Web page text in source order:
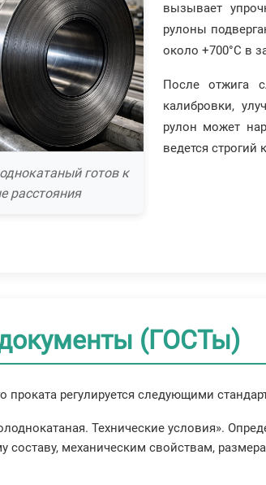
готов к
расстояния
вызывает
рулоны
около +700°C в
После отжига
калибровки,
рулон может
ведется
(ГОСТы)
проката регулируется следующими
Технические условия».
составу, механическим свойствам,